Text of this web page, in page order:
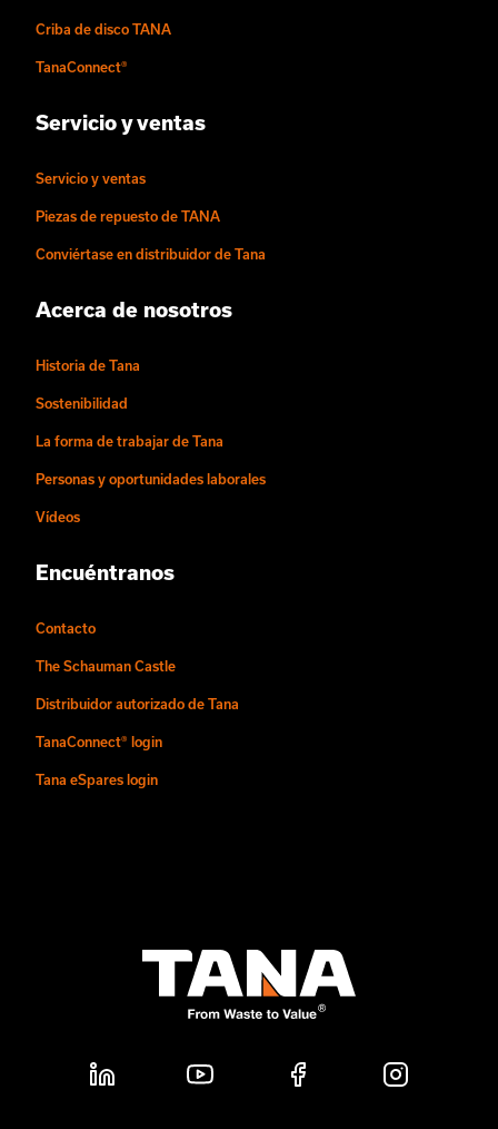
Criba de disco TANA
TanaConnect®
Servicio y ventas
Servicio y ventas
Piezas de repuesto de TANA
Conviértase en distribuidor de Tana
Acerca de nosotros
Historia de Tana
Sostenibilidad
La forma de trabajar de Tana
Personas y oportunidades laborales
Vídeos
Encuéntranos
Contacto
The Schauman Castle
Distribuidor autorizado de Tana
TanaConnect® login
Tana eSpares login